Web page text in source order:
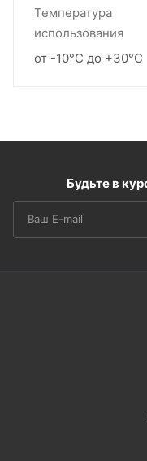
Температура
использования
от -10°С до +30°С
Будьте в